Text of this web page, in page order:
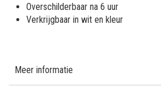
Overschilderbaar na 6 uur
Verkrijgbaar in wit en kleur
Meer informatie